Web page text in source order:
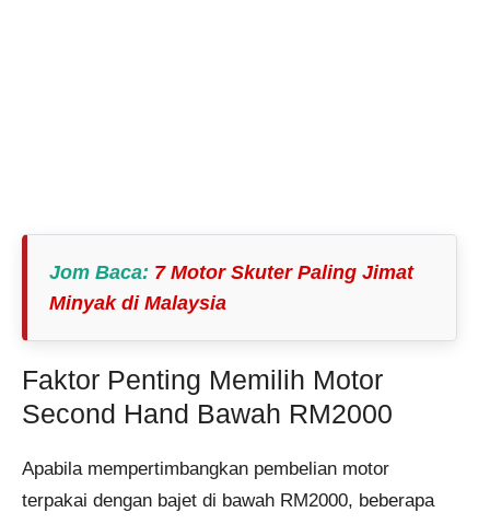
Jom Baca: 7 Motor Skuter Paling Jimat
Minyak di Malaysia
Faktor Penting Memilih Motor
Second Hand Bawah RM2000
Apabila mempertimbangkan pembelian motor
terpakai dengan bajet di bawah RM2000, beberapa